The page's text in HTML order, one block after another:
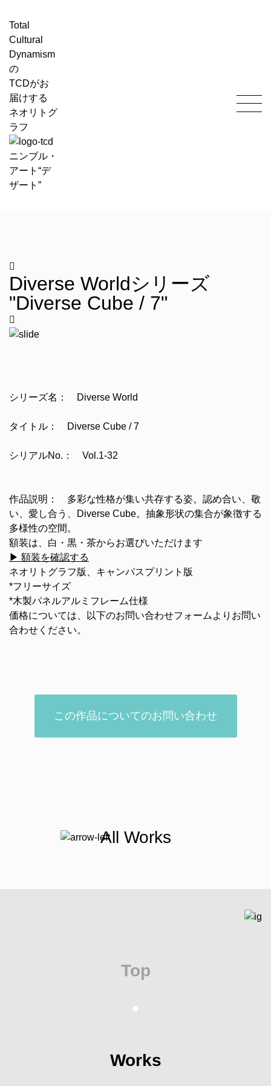
Total
Cultural
Dynamism
の
TCDがお
届けする
ネオリトグ
ラフ
ニンブル・
アート“デ
ザート”
Diverse Worldシリーズ
"Diverse Cube / 7"
シリーズ名： Diverse World
タイトル： Diverse Cube / 7
シリアルNo.： Vol.1-32
作品説明： 多彩な性格が集い共存する姿。認め合い、敬
い、愛し合う、Diverse Cube。抽象形状の集合が象徴する
多様性の空間。
額装は、白・黒・茶からお選びいただけます
▶ 額装を確認する
ネオリトグラフ版、キャンパスプリント版
*フリーサイズ
*木製パネルアルミフレーム仕様
価格については、以下のお問い合わせフォームよりお問い
合わせください。
この作品についてのお問い合わせ
All Works
Top
Works